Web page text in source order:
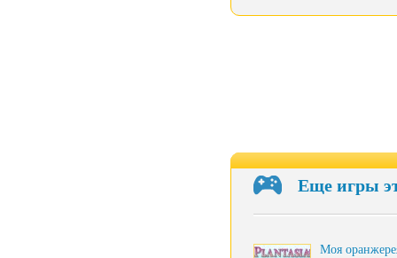
Еще игры
Моя